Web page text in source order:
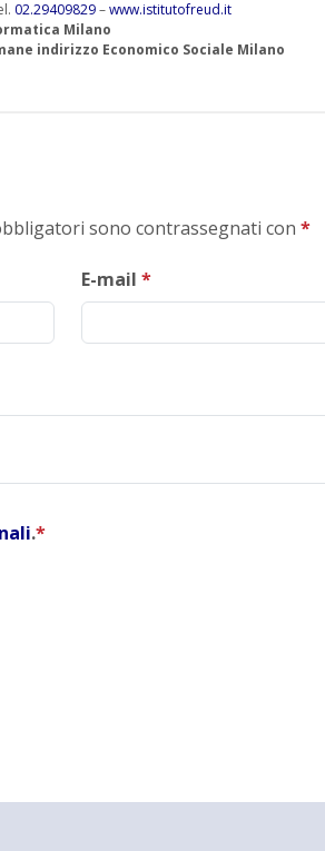
02.29409829–www.istitutofreud.it
Milano
indirizzo Economico Sociale Milano
sono contrassegnati con *
E-mail *
.*